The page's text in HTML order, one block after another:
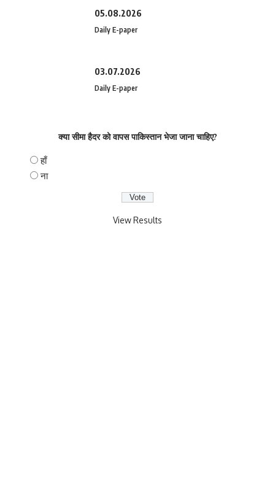
05.08.2026
Daily E-paper
03.07.2026
Daily E-paper
क्या सीमा हैदर को वापस पाकिस्तान भेजा जाना चाहिए?
हाँ
ना
View Results